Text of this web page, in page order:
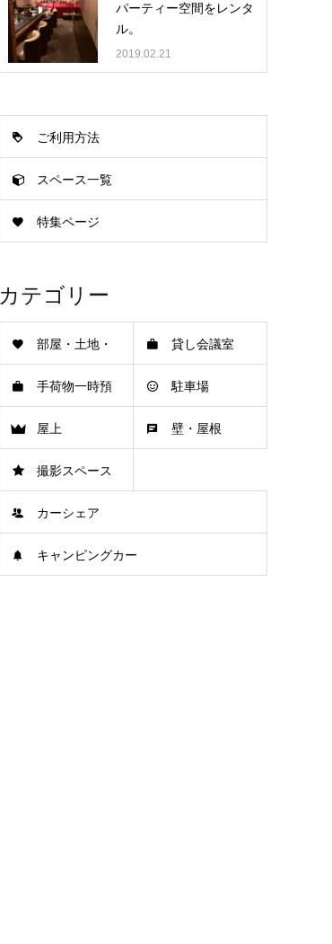
パーティー空間をレンタ
ル。
2019.02.21
ご利用方法
スペース一覧
特集ページ
カテゴリー
部屋・土地・
倉庫
貸し会議室
手荷物一時預
かり
駐車場
屋上 壁・屋根
撮影スペース
カーシェア
キャンピングカー